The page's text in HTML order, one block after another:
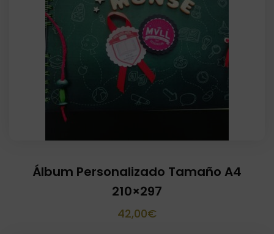
Álbum Personalizado Tamaño A4
210×297
42,00€